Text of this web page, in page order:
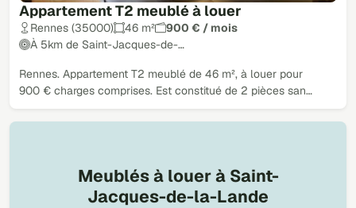
Appartement T2 meublé à louer
Rennes (35000) 46 m²
900 € / mois
À 5km de Saint-Jacques-de-…
Rennes. Appartement T2 meublé de 46 m², à louer pour
900 € charges comprises. Est constitué de 2 pièces san…
Meublés à louer à Saint-
Jacques-de-la-Lande